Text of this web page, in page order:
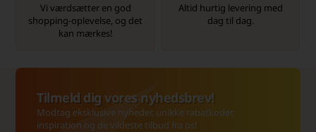
Vi værdsætter en god
shopping-oplevelse, og det
kan mærkes!
Altid hurtig levering med
dag til dag.
Tilmeld dig vores nyhedsbrev!
Modtag eksklusive nyheder, unikke rabatkoder,
inspiration og de vildeste tilbud fra os!